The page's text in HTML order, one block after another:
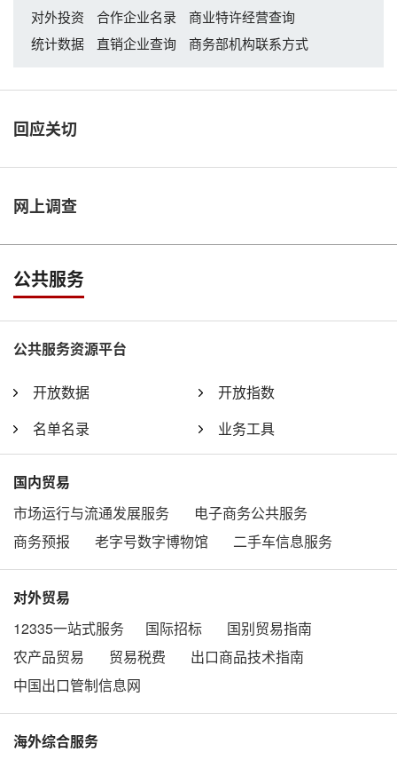
对外投资 合作企业名录
商业特许经营查询
统计数据
直销企业查询 商务部机构联系方式
回应关切
网上调查
公共服务
公共服务资源平台
开放数据
开放指数
名单名录
业务工具
国内贸易
市场运行与流通发展服务
电子商务公共服务
商务预报
老字号数字博物馆 二手车信息服务
对外贸易
12335一站式服务
国际招标
国别贸易指南
农产品贸易
贸易税费
出口商品技术指南
中国出口管制信息网
海外综合服务